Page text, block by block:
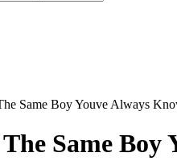
Same Boy Youve Always
Same